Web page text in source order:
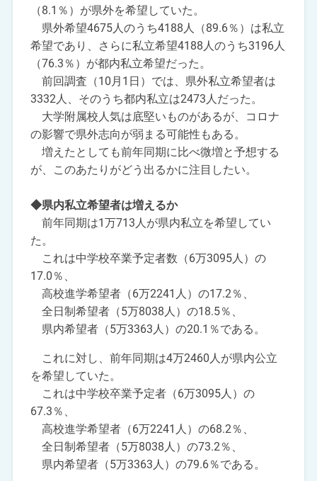
（8.1％）が県外を希望していた。
県外希望4675人のうち4188人（89.6％）は私立
希望であり、さらに私立希望4188人のうち3196人
（76.3％）が都内私立希望だった。
前回調査（10月1日）では、県外私立希望者は
3332人、そのうち都内私立は2473人だった。
大学附属校人気は底堅いものがあるが、コロナ
の影響で県外志向が弱まる可能性もある。
増えたとしても前年同期に比べ微増と予想する
が、このあたりがどう出るかに注目したい。
◆県内私立希望者は増えるか
前年同期は1万713人が県内私立を希望してい
た。
これは中学校卒業予定者数（6万3095人）の
17.0％、
高校進学希望者（6万2241人）の17.2％、
全日制希望者（5万8038人）の18.5％、
県内希望者（5万3363人）の20.1％である。
これに対し、前年同期は4万2460人が県内公立
を希望していた。
これは中学校卒業予定者（6万3095人）の
67.3％、
高校進学希望者（6万2241人）の68.2％、
全日制希望者（5万8038人）の73.2％、
県内希望者（5万3363人）の79.6％である。